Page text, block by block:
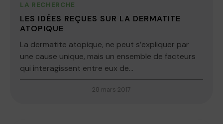
LA RECHERCHE
LES IDÉES REÇUES SUR LA DERMATITE
ATOPIQUE
La dermatite atopique, ne peut s’expliquer par
une cause unique, mais un ensemble de facteurs
qui interagissent entre eux de...
28 mars 2017